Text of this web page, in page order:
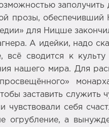
прозы,
для Ницше
А идейки, надо
сводится к
нашего мира. Для
заставить служить
себя
огрубление, а